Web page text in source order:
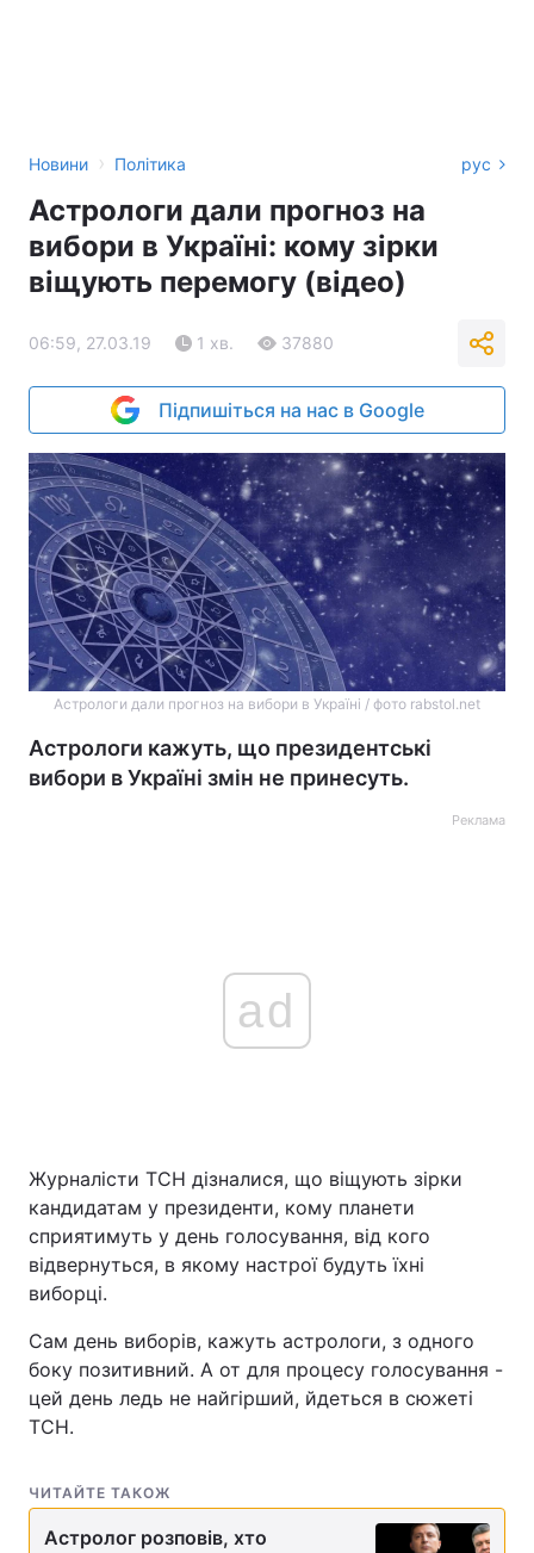
Новини › Політика рус
Астрологи дали прогноз на
вибори в Україні: кому зірки
віщують перемогу (відео)
06:59, 27.03.19 1 хв. 37880
Підпишіться на нас в Google
Астрологи дали прогноз на вибори в Україні / фото rabstol.net
Астрологи кажуть, що президентські
вибори в Україні змін не принесуть.
Реклама
ad
Журналісти ТСН дізналися, що віщують зірки
кандидатам у президенти, кому планети
сприятимуть у день голосування, від кого
відвернуться, в якому настрої будуть їхні
виборці.
Сам день виборів, кажуть астрологи, з одного
боку позитивний. А от для процесу голосування -
цей день ледь не найгірший, йдеться в сюжеті
ТСН.
ЧИТАЙТЕ ТАКОЖ
Астролог розповів, хто